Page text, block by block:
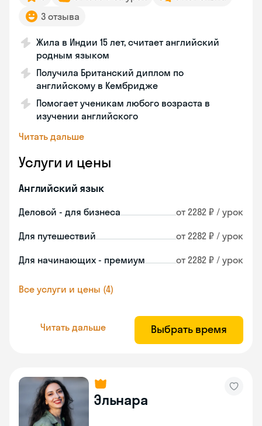
3 отзыва
Жила в Индии 15 лет, считает английский
родным языком
Получила Британский диплом по
английскому в Кембридже
Помогает ученикам любого возраста в
изучении английского
Читать дальше
Услуги и цены
Английский язык
Деловой - для бизнеса от 2282 ₽ / урок
Для путешествий от 2282 ₽ / урок
Для начинающих - премиум от 2282 ₽ / урок
Все услуги и цены (4)
Читать дальше Выбрать время
Эльнара